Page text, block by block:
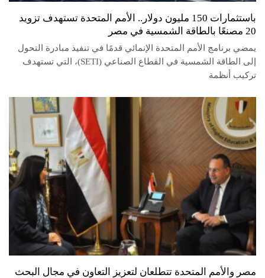
باستثمارات 150 مليون دولار.. الأمم المتحدة تستهدف تزويد
20 مصنعًا بالطاقة الشمسية في مصر
يمضي برنامج الأمم المتحدة الإنمائي قدمًا في تنفيذ مبادرة التحول
إلى الطاقة الشمسية في القطاع الصناعي (SETI)، التي تستهدف
تركيب أنظمة
مصر والأمم المتحدة تتطلعان لتعزيز التعاون في مجال البحث